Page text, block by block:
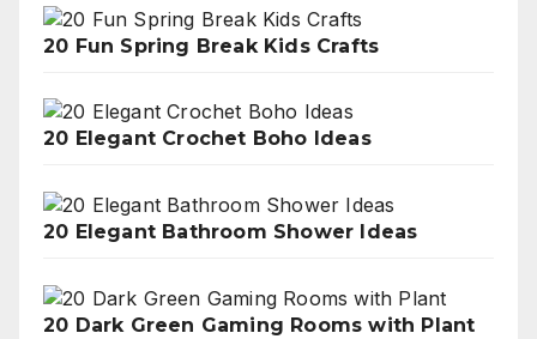
20 Fun Spring Break Kids Crafts
20 Elegant Crochet Boho Ideas
20 Elegant Bathroom Shower Ideas
20 Dark Green Gaming Rooms with Plant